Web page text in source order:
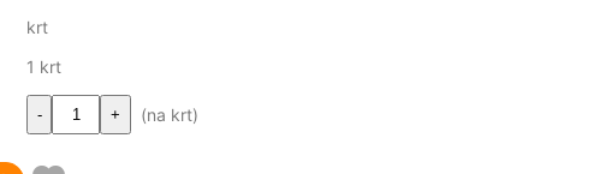
krt
1 krt
- + (na krt)